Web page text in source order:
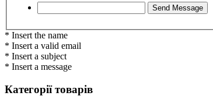
* Insert the name
* Insert a valid email
* Insert a subject
* Insert a message
Категорії товарів